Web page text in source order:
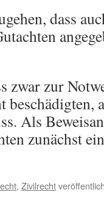
dass
zwar zur
Als
zunächst
, Zivilrecht